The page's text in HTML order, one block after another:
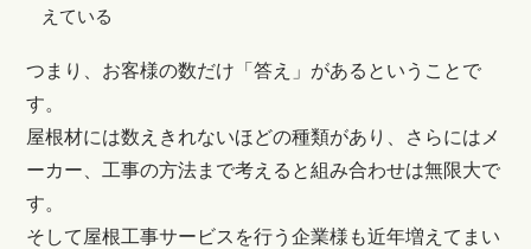
えている
つまり、お客様の数だけ「答え」があるということで
す。
屋根材には数えきれないほどの種類があり、さらにはメ
ーカー、工事の方法まで考えると組み合わせは無限大で
す。
そして屋根工事サービスを行う企業様も近年増えてまい